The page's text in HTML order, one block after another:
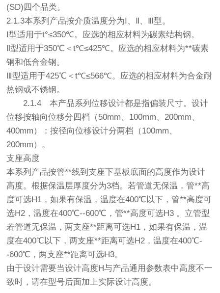
(SD)四个品类。
2.1.3本系列产品按介质温度分为I、Ⅱ、Ⅲ型。
I型适用于t°≤350℃。应选的相应材料为碳素结构钢。
Ⅱ型适用于350℃＜t℃≤425℃。应选的相应材料为**碳素
钢和低合金钢。
Ⅲ型适用于425℃＜t℃≤566℃。应选的相应材料为合金耐
热钢或不锈钢。
2.1.4 本产品系列位移设计都是指偏装尺寸。设计
位移按轴向位移分四档（50mm、100mm、200mm、
400mm）；按径向位移设计分两档（100mm、
200mm）。
支座高度
本系列产品按管**线到支座下基板底面的高度作为设计
高度。根据保温层厚度分为3档。若管道无保温，管**高
度可选H1，如果有保温，温度在400℃以下，管**高度可
选H2，温度在400℃--600℃，管**高度可选H3 。立管型
若管道无保温，两支座**距离可选H1，如果有保温，温
度在400℃以下，两支座**距离可选H2，温度在400℃-
-600℃，两支座**距离可选H3。
由于设计需要当设计高度H与产品通用参数表中高度不一
致时，请在型号后面加上实际设计高度。